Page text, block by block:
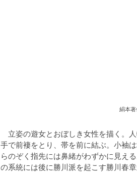
絹本
立姿の遊女とおぼしき女性を描く。
手で前褄をとり、帯を前に結ぶ。小袖
らのぞく指先には鼻緒がわずかに見え
の系統には後に勝川派を起こす勝川春章